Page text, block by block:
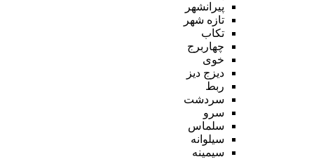
پیرانشهر
تازه شهر
تکاب
چهاربرج
خوی
دیزج دیز
ربط
سردشت
سرو
سلماس
سیلوانه
سیمینه